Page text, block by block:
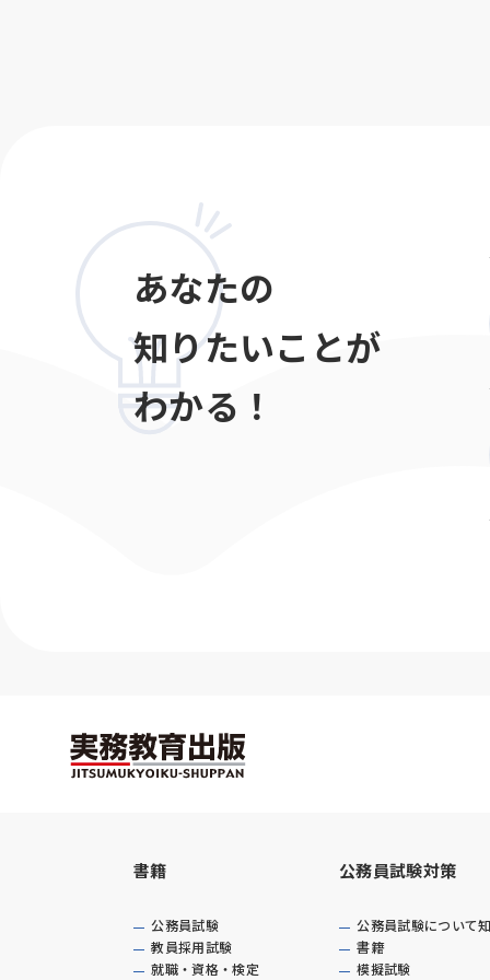
あなたの
知りたいことが
わかる！
書籍
公務員試験
教員採用試験
就職・資格・検定
公務員試験対策
公務員試験について
書籍
模擬試験